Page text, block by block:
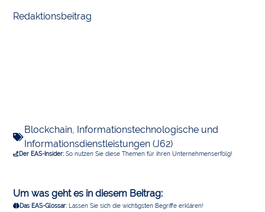
Redaktionsbeitrag
Blockchain, Informationstechnologische und
Informationsdienstleistungen (J62)
Der EAS-Insider: So nutzen Sie diese Themen für ihren Unternehmenserfolg!
Um was geht es in diesem Beitrag:
Das EAS-Glossar: Lassen Sie sich die wichtigsten Begriffe erklären!